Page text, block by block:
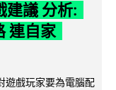
建議 分析:
連自家
遊戲玩家要為電腦配